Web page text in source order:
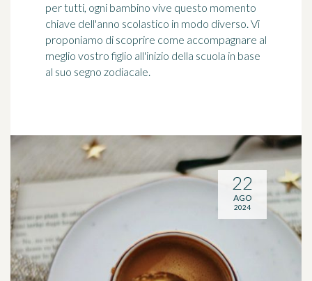
per tutti, ogni bambino vive questo momento
chiave dell'anno scolastico in modo diverso. Vi
proponiamo di scoprire come accompagnare al
meglio vostro figlio all'inizio della scuola in base
al suo segno zodiacale.
22
AGO
2024